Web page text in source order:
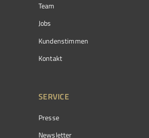
Team
Jobs
Kundenstimmen
Kontakt
SERVICE
Presse
Newsletter